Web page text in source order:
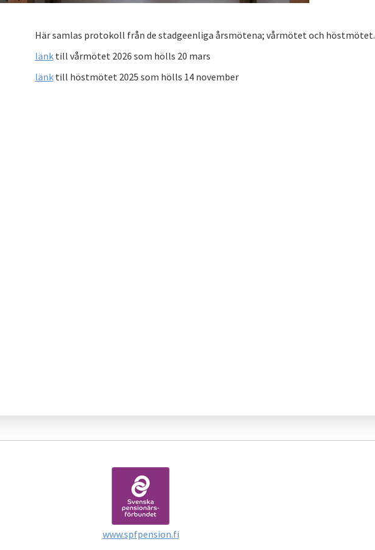
Här samlas protokoll från de stadgeenliga årsmötena; vårmötet och höstmötet.
länktill vårmötet 2026 som hölls 20 mars
länktill höstmötet 2025 som hölls 14 november
www.spfpension.fi